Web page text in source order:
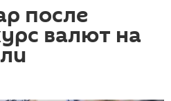
после
валют на